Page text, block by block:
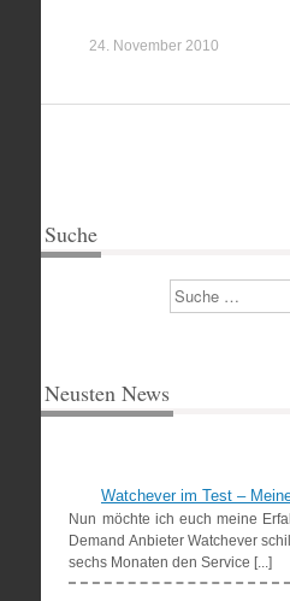
24. November 2010
Suche
Suchen
Neusten News
Watchever im Test –
Nun möchte ich euch meine
Demand Anbieter Watchever
sechs Monaten den Service [...]